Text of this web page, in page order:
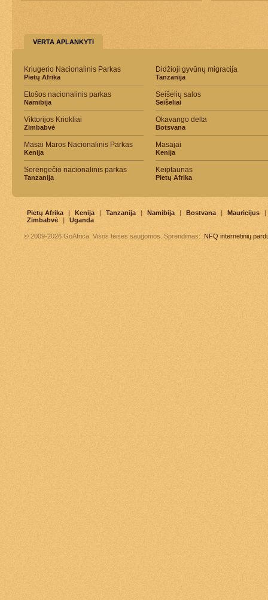
VERTA APLANKYTI
Kriugerio Nacionalinis Parkas
Pietų Afrika
Etošos nacionalinis parkas
Namibija
Viktorijos Kriokliai
Zimbabvė
Masai Maros Nacionalinis Parkas
Kenija
Serengečio nacionalinis parkas
Tanzanija
Didžioji gyvūnų migracija
Tanzanija
Seišelių salos
Seišeliai
Okavango delta
Botsvana
Masajai
Kenija
Keiptaunas
Pietų Afrika
Pietų Afrika | Kenija | Tanzanija | Namibija | Bostvana | Mauricijus
|
Zimbabvė
| Uganda
© 2009-2026 GoAfrica. Visos teisės saugomos. Sprendimas: .NFQ internetinių